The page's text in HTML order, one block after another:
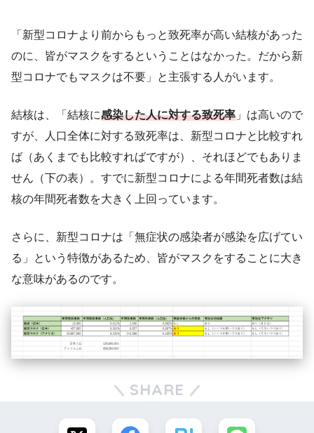
「新型コロナより前からもっと致死率が高い結核があった
のに、皆がマスクをするということはなかった。だから新
型コロナでもマスクは不要」と主張する人がいます。
結核は、「結核に感染した人に対する致死率 」は高いので
すが、人口全体に対する致死率は、新型コロナと比較すれ
ば（あくまでも比較すればですが）、それほどでもありま
せん（下の表）。すでに新型コロナによる年間死者数は結
核の年間死者数を大きく上回っています。
さらに、新型コロナは「無症状の感染者が感染を広げてい
る」という特徴があるため、皆がマスクをすることに大き
な意味があるのです。
SHARE